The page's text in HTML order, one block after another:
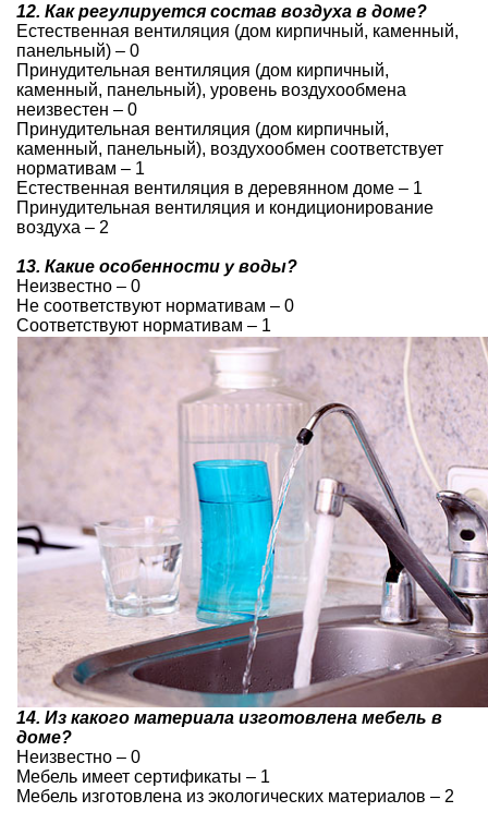
12. Как регулируется состав воздуха в доме?
Естественная вентиляция (дом кирпичный, каменный,
панельный) – 0
Принудительная вентиляция (дом кирпичный,
каменный, панельный), уровень воздухообмена
неизвестен – 0
Принудительная вентиляция (дом кирпичный,
каменный, панельный), воздухообмен соответствует
нормативам – 1
Естественная вентиляция в деревянном доме – 1
Принудительная вентиляция и кондиционирование
воздуха – 2
13. Какие особенности у воды?
Неизвестно – 0
Не соответствуют нормативам – 0
Соответствуют нормативам – 1
14. Из какого материала изготовлена мебель в
доме?
Неизвестно – 0
Мебель имеет сертификаты – 1
Мебель изготовлена из экологических материалов – 2